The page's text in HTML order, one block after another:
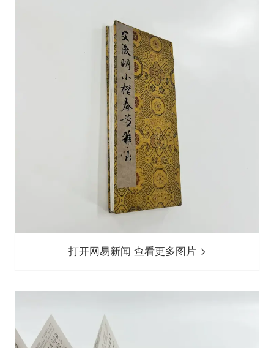
打开网易新闻 查看更多图片